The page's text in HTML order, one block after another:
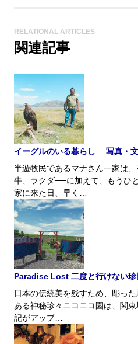
RELATIONAL ARTICLES
関連記事
イーグルのいる暮らし 写真・文
半遊牧民であるマナさん一家は
牛、ラクダ──に加えて、もうひ
家に来た日、早く…
Paradise Lost 二度と行けない
日本の伝統美を残すため、彫っ
ある神秘珍々ニコニコ園は、関
記がアップ…